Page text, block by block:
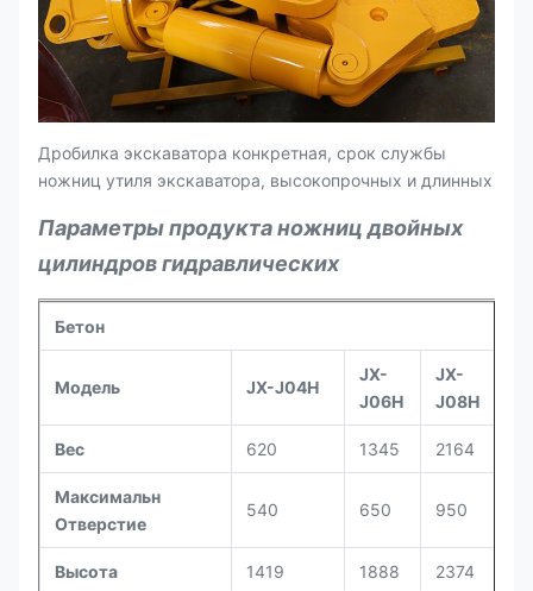
Дробилка экскаватора конкретная, срок службы
ножниц утиля экскаватора, высокопрочных и длинных
Параметры продукта ножниц двойных
цилиндров гидравлических
Бетон
Модель JX-J04H
JX-
J06H
JX-
J08H
Вес 620 1345 2164
Максимальн
Отверстие
540 650 950
Высота 1419 1888 2374